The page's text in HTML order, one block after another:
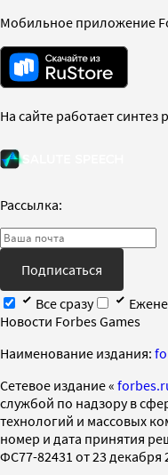
Мобильное приложение
На сайте работает синтез
Рассылка:
Подписаться
Все сразу
Новости Forbes Games
Наименование издания:
Cетевое издание «
службой по надзору в
технологий и массовых
номер и дата принятия
ФС77-82431 от 23 декабря